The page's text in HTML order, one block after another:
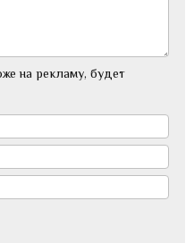
на рекламу, будет